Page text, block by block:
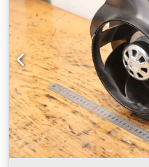
0,18 kW / 2740 rpm -
Aansluiting uitlaat: Ø 63
mm -Beschermingsklasse:
mm -Gewicht: 8,8 kg